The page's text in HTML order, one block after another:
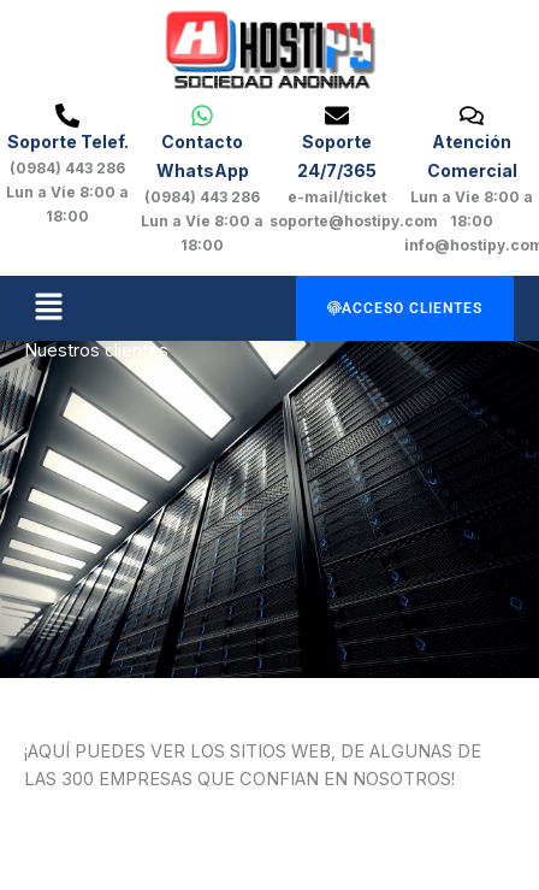
Soporte Telef.
(0984) 443 286
Lun a Vie 8:00 a
18:00
Contacto
WhatsApp
(0984) 443 286
Lun a Vie 8:00 a
18:00
Soporte
24/7/365
e-mail/ticket
soporte@hostipy.com
Atención
Comercial
Lun a Vie 8:00 a
18:00
Menú ACCESO CLIENTES
Nuestros clientes
¡AQUÍ PUEDES VER LOS SITIOS WEB, DE ALGUNAS DE
LAS 300 EMPRESAS QUE CONFIAN EN NOSOTROS!